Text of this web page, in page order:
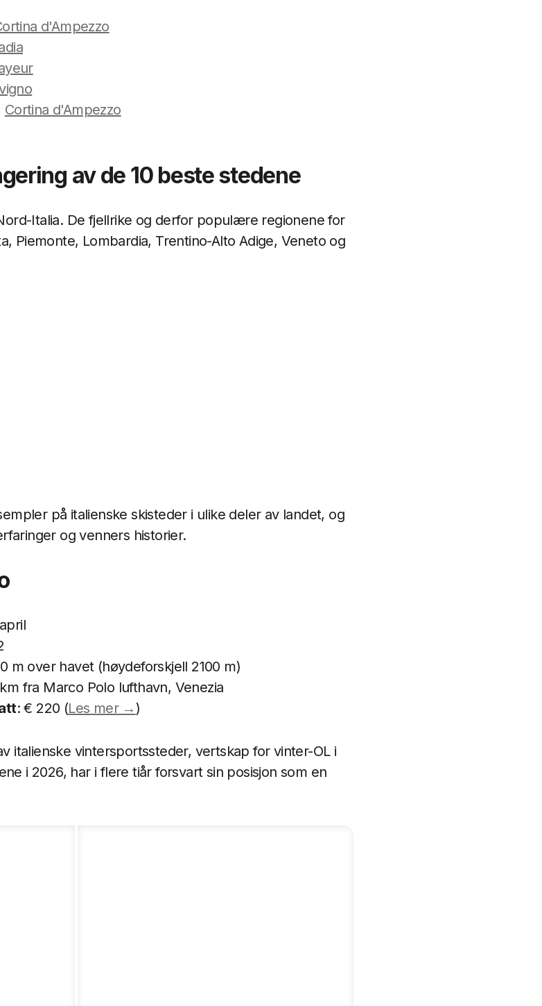
d'Ampezzo
Cortina d'Ampezzo
av de 10 beste stedene
Italia. De fjellrike og derfor populære regionene for
Piemonte, Lombardia, Trentino-Alto Adige, Veneto og
på italienske skisteder i ulike deler av landet, og
og venners historier.
m over havet (høydeforskjell 2100 m)
fra Marco Polo lufthavn, Venezia
: € 220 (Les mer →)
italienske vintersportssteder, vertskap for vinter-OL i
i 2026, har i flere tiår forsvart sin posisjon som en